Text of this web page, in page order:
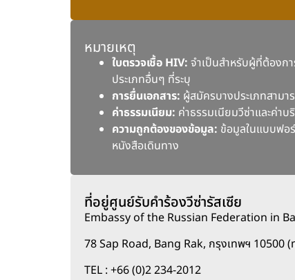
หมายเหตุ
ใบตรวจเชื้อ HIV: จำเป็นสำหรับผู้ที่ต้องก
ประเภทอื่นๆ ที่ระบุ
การยื่นเอกสาร: ผู้สมัครบางประเภทสาม
ค่าธรรมเนียม: ค่าธรรมเนียมวีซ่าและค่า
ความถูกต้องของข้อมูล: ข้อมูลในแบบฟอ
หนังสือเดินทาง
ที่อยู่ศูนย์รับคำร้องวีซ่ารัสเซีย
Embassy of the Russian Federation in
78 Sap Road, Bang Rak, กรุงเทพฯ 10500
TEL : +66 (0)2 234-2012